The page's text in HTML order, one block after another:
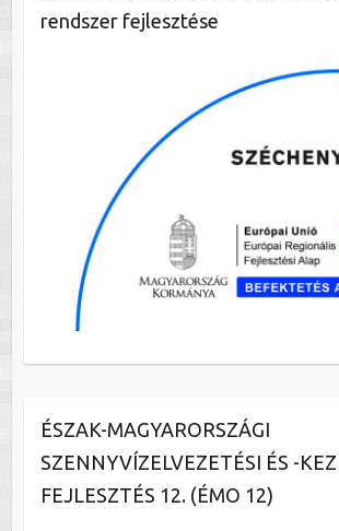
rendszer fejlesztése
ÉSZAK-MAGYARORSZÁGI
SZENNYVÍZELVEZETÉSI ÉS -
FEJLESZTÉS 12. (ÉMO 12)